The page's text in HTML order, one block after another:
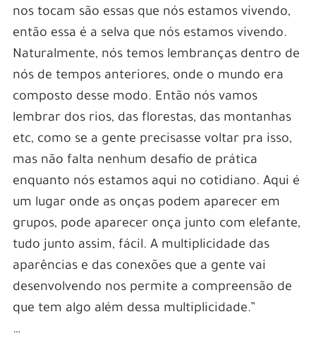
nos tocam são essas que nós estamos vivendo,
então essa é a selva que nós estamos vivendo.
Naturalmente, nós temos lembranças dentro de
nós de tempos anteriores, onde o mundo era
composto desse modo. Então nós vamos
lembrar dos rios, das florestas, das montanhas
etc, como se a gente precisasse voltar pra isso,
mas não falta nenhum desafio de prática
enquanto nós estamos aqui no cotidiano. Aqui é
um lugar onde as onças podem aparecer em
grupos, pode aparecer onça junto com elefante,
tudo junto assim, fácil. A multiplicidade das
aparências e das conexões que a gente vai
desenvolvendo nos permite a compreensão de
que tem algo além dessa multiplicidade.”
…